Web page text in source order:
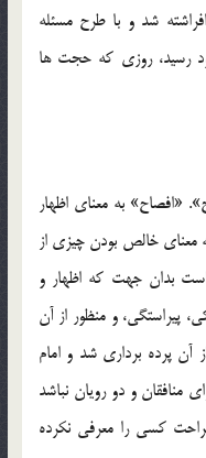
شد و با طرح مسئله
رسيد، روزى كه حجت ها
«افصاح» به معناى اظهار
خالص بودن چيزى از
بدان جهت كه اظهار و
پاكى، پيراستگى، و منظور از آن
پرده بردارى شد و امام
و دو رويان نباشد
كسى را معرفى نكرده